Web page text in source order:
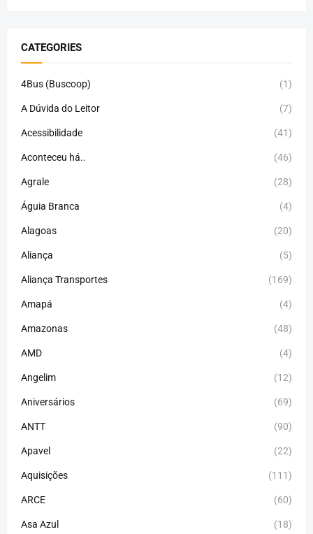
CATEGORIES
4Bus (Buscoop) (1)
A Dúvida do Leitor (7)
Acessibilidade (41)
Aconteceu há.. (46)
Agrale (28)
Águia Branca (4)
Alagoas (20)
Aliança (5)
Aliança Transportes (169)
Amapá (4)
Amazonas (48)
AMD (4)
Angelim (12)
Aniversários (69)
ANTT (90)
Apavel (22)
Aquisições (111)
ARCE (60)
Asa Azul (18)